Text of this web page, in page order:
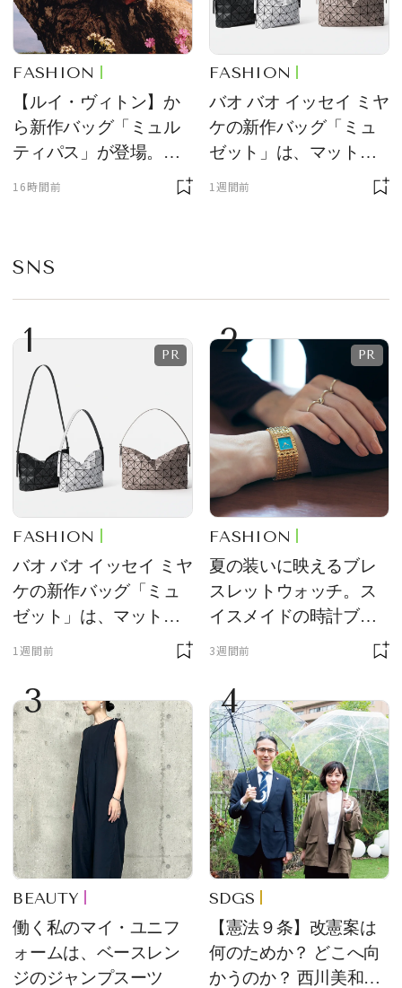
FASHION
【ルイ・ヴィトン】か
ら新作バッグ「ミュル
ティパス」が登場。ミ
ニサイズもラインナッ
16時間前
FASHION
バオ バオ イッセイ ミヤ
ケの新作バッグ「ミュ
ゼット」は、マットな
1週間前
SNS
1
FASHION
バオ バオ イッセイ ミヤ
ケの新作バッグ「ミュ
ゼット」は、マットな
1週間前
2
FASHION
夏の装いに映えるブレ
スレットウォッチ。ス
イスメイドの時計ブラ
ンド【フレデリック・
をレビュー。【それい
け！ 良品ハンター】
3週間前
3
BEAUTY
働く私のマイ・ユニフ
ォームは、ベースレン
ジのジャンプスーツ
4
SDGS
【憲法９条】改憲案は
何のためか？ どこへ向
かうのか？ 西川美和さ